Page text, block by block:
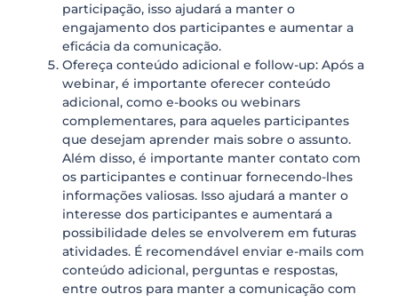
participação, isso ajudará a manter o
engajamento dos participantes e aumentar a
eficácia da comunicação.
Ofereça conteúdo adicional e follow-up: Após a
webinar, é importante oferecer conteúdo
adicional, como e-books ou webinars
complementares, para aqueles participantes
que desejam aprender mais sobre o assunto.
Além disso, é importante manter contato com
os participantes e continuar fornecendo-lhes
informações valiosas. Isso ajudará a manter o
interesse dos participantes e aumentará a
possibilidade deles se envolverem em futuras
atividades. É recomendável enviar e-mails com
conteúdo adicional, perguntas e respostas,
entre outros para manter a comunicação com